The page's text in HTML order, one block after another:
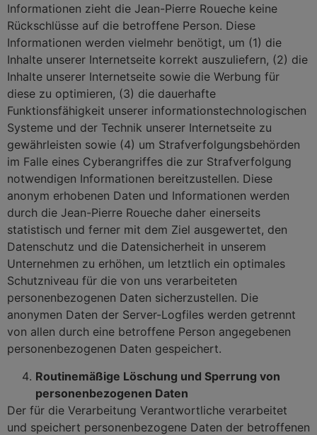
Informationen zieht die Jean-Pierre Roueche keine
Rückschlüsse auf die betroffene Person. Diese
Informationen werden vielmehr benötigt, um (1) die
Inhalte unserer Internetseite korrekt auszuliefern, (2) die
Inhalte unserer Internetseite sowie die Werbung für
diese zu optimieren, (3) die dauerhafte
Funktionsfähigkeit unserer informationstechnologischen
Systeme und der Technik unserer Internetseite zu
gewährleisten sowie (4) um Strafverfolgungsbehörden
im Falle eines Cyberangriffes die zur Strafverfolgung
notwendigen Informationen bereitzustellen. Diese
anonym erhobenen Daten und Informationen werden
durch die Jean-Pierre Roueche daher einerseits
statistisch und ferner mit dem Ziel ausgewertet, den
Datenschutz und die Datensicherheit in unserem
Unternehmen zu erhöhen, um letztlich ein optimales
Schutzniveau für die von uns verarbeiteten
personenbezogenen Daten sicherzustellen. Die
anonymen Daten der Server-Logfiles werden getrennt
von allen durch eine betroffene Person angegebenen
personenbezogenen Daten gespeichert.
Routinemäßige Löschung und Sperrung von
personenbezogenen Daten
Der für die Verarbeitung Verantwortliche verarbeitet
und speichert personenbezogene Daten der betroffenen